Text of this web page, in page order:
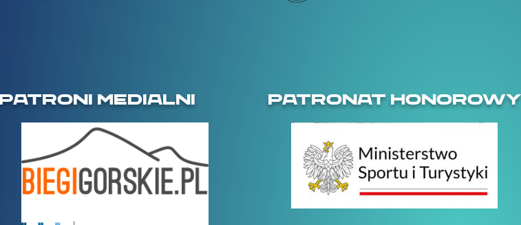
MEDIALNI PATRONAT HONOROWY